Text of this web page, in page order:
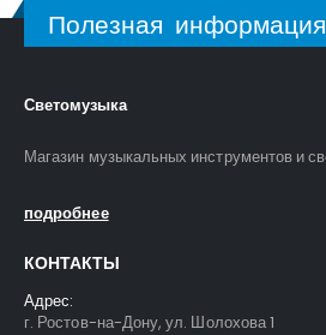
Полезная информация
Светомузыка
Магазин музыкальных инструментов и
подробнее
КОНТАКТЫ
Адрес:
г. Ростов-на-Дону, ул. Шолохова 1